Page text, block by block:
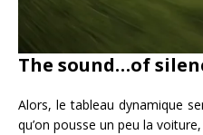
The sound…of
Alors, le tableau dynamique
qu’on pousse un peu la